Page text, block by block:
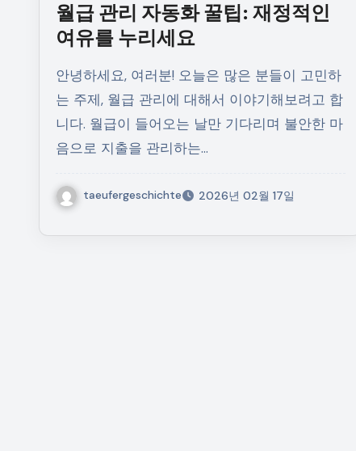
월급 관리 자동화 꿀팁: 재정적인
여유를 누리세요
안녕하세요, 여러분! 오늘은 많은 분들이 고민하
는 주제, 월급 관리에 대해서 이야기해보려고 합
니다. 월급이 들어오는 날만 기다리며 불안한 마
음으로 지출을 관리하는…
taeufergeschichte 2026년 02월 17일